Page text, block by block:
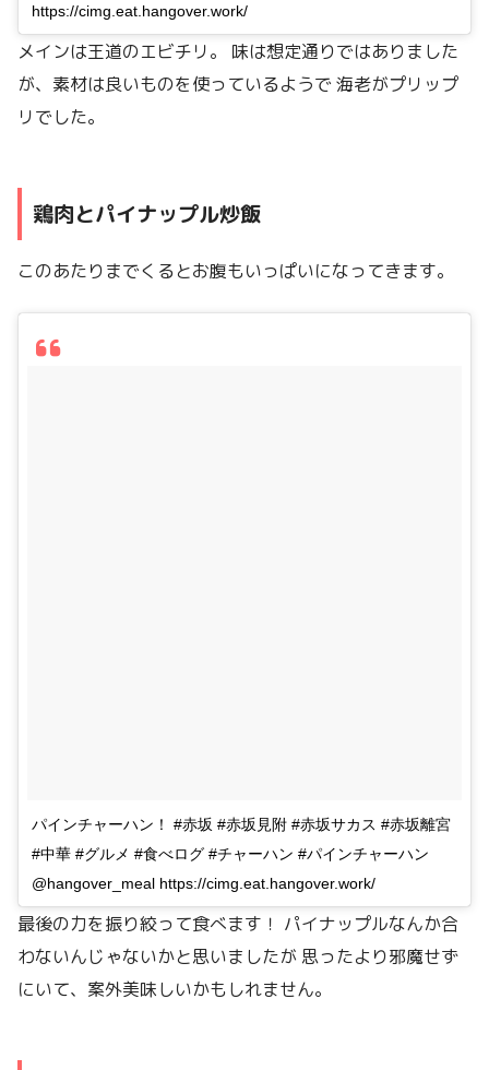
https://cimg.eat.hangover.work/
メインは王道のエビチリ。 味は想定通りではありました
が、素材は良いものを使っているようで 海老がプリップ
リでした。
鶏肉とパイナップル炒飯
このあたりまでくるとお腹もいっぱいになってきます。
パインチャーハン！ #赤坂 #赤坂見附 #赤坂サカス #赤坂離宮
#中華 #グルメ #食べログ #チャーハン #パインチャーハン
@hangover_meal https://cimg.eat.hangover.work/
最後の力を振り絞って食べます！ パイナップルなんか合
わないんじゃないかと思いましたが 思ったより邪魔せず
にいて、案外美味しいかもしれません。